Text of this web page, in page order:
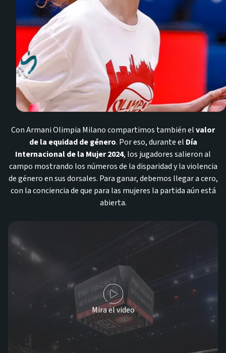
Con Armani Olimpia Milano compartimos también elvalor
de la equidad de género. Por eso, durante el Día
Internacional de la Mujer 2024, los jugadores salieron al
campo mostrando los números de la disparidad y la violencia
de género en sus dorsales. Para ganar, debemos llegar a cero,
con la conciencia de que para las mujeres la partida aún está
abierta.
Mira el video